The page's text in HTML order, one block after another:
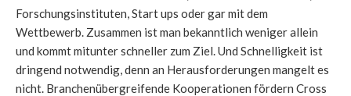
Forschungsinstituten, Start ups oder gar mit dem
Wettbewerb. Zusammen ist man bekanntlich weniger allein
und kommt mitunter schneller zum Ziel. Und Schnelligkeit ist
dringend notwendig, denn an Herausforderungen mangelt es
nicht. Branchenübergreifende Kooperationen fördern Cross